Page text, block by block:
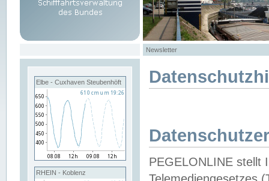
Newsletter
Elbe - Cuxhaven Steubenhöft
RHEIN - Koblenz
PEGELONLINE stellt